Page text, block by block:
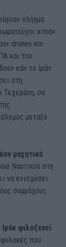
πλήγμα
είπαν
drones και
και του
εάν το Ιράν
στη
Τεχεράνη, σε
μεταξύ
μαχητικά
Ναυτικού στη
να ενισχύσει
συμμάχους
Ιράκ φιλοξενεί
που